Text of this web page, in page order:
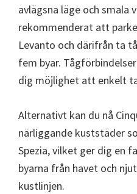
avlägsna läge och smala
rekommenderat att
Levanto och därifrån ta
fem byar.
dig möjlighet att enkelt
Alternativt kan du nå
närliggande kuststäder
Spezia, vilket ger dig en
byarna från havet och
kustlinjen.